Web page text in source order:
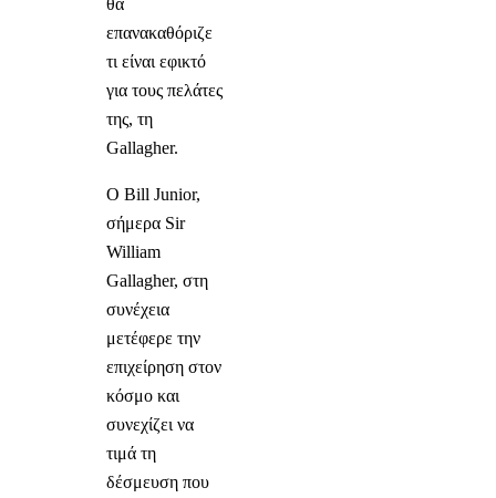
επανακαθόριζε
τι είναι εφικτό
για τους πελάτες
της, τη
Gallagher.
Ο Bill Junior,
σήμερα Sir
William
Gallagher, στη
συνέχεια
μετέφερε την
επιχείρηση στον
κόσμο και
συνεχίζει να
τιμά τη
δέσμευση που